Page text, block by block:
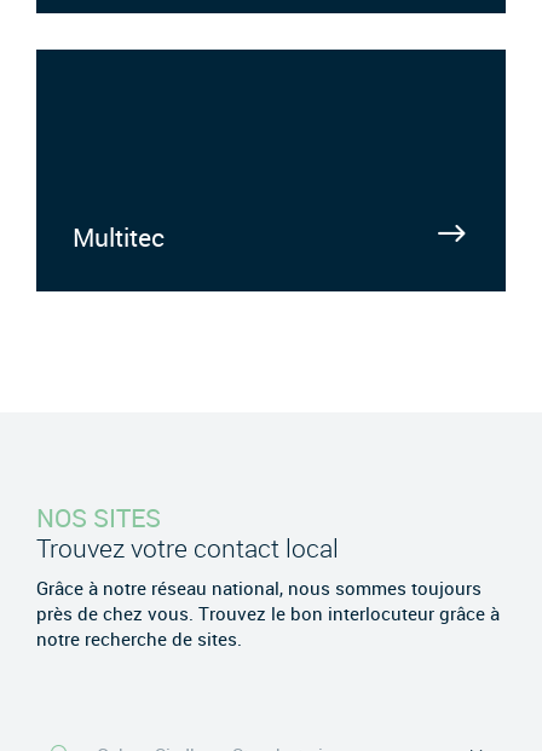
Multitec
NOS SITES
Trouvez votre contact local
Grâce à notre réseau national, nous sommes toujours
près de chez vous. Trouvez le bon interlocuteur grâce à
notre recherche de sites.